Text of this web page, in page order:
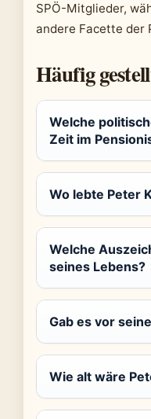
SPÖ-Mitglieder,
andere Facette der
Häufig
Welche
Zeit im
Wo lebte Peter
Welche
seines Lebens?
Gab es vor
Wie alt wäre